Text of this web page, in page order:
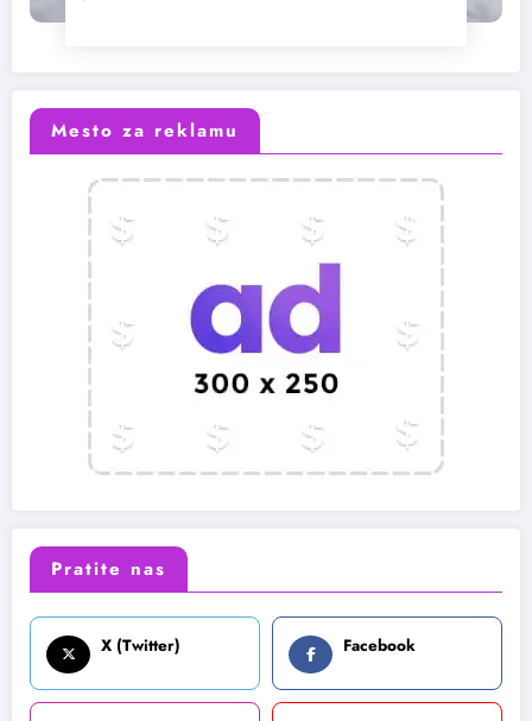
Mesto za reklamu
Pratite nas
X (Twitter) Facebook